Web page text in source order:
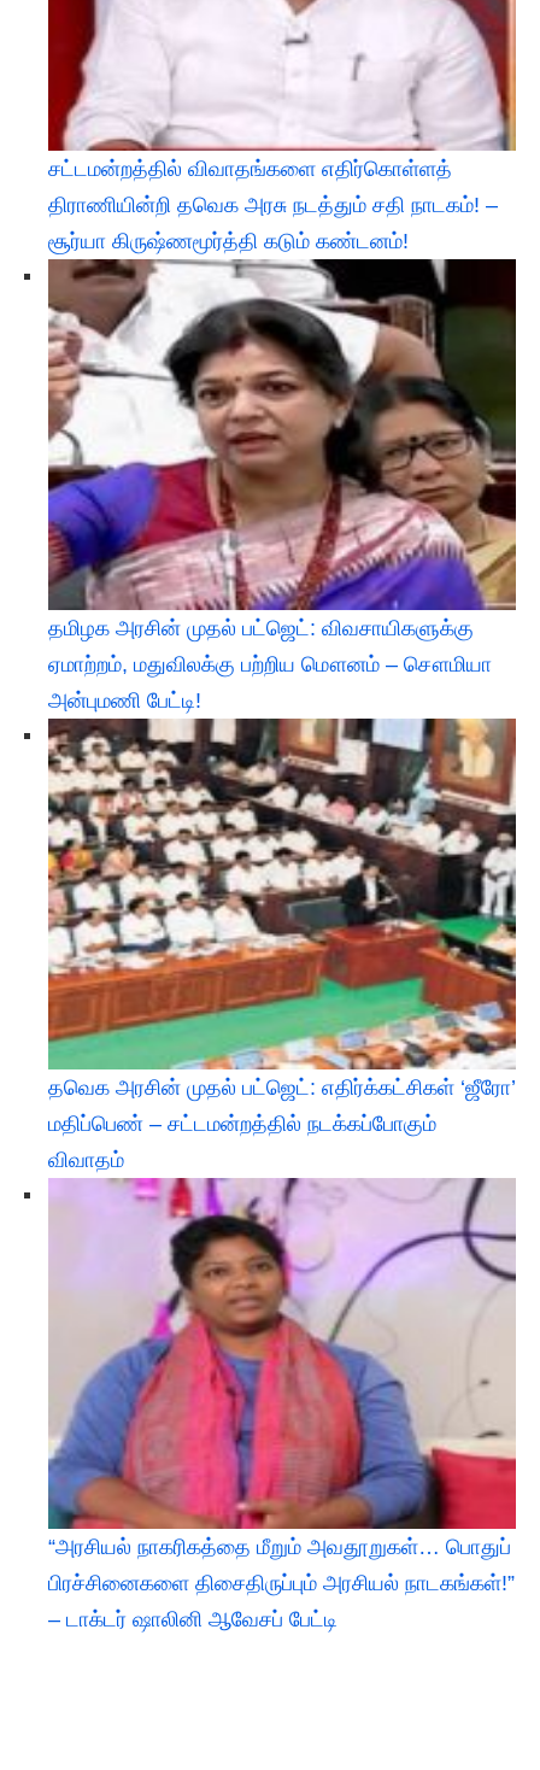
சட்டமன்றத்தில் விவாதங்களை எதிர்கொள்ளத்
திராணியின்றி தவெக அரசு நடத்தும் சதி நாடகம்! –
சூர்யா கிருஷ்ணமூர்த்தி கடும் கண்டனம்!
தமிழக அரசின் முதல் பட்ஜெட்: விவசாயிகளுக்கு
ஏமாற்றம், மதுவிலக்கு பற்றிய மௌனம் – சௌமியா
அன்புமணி பேட்டி!
தவெக அரசின் முதல் பட்ஜெட்: எதிர்க்கட்சிகள் ‘ஜீரோ’
மதிப்பெண் – சட்டமன்றத்தில் நடக்கப்போகும்
விவாதம்
“அரசியல் நாகரிகத்தை மீறும் அவதூறுகள்… பொதுப்
பிரச்சினைகளை திசைதிருப்பும் அரசியல் நாடகங்கள்!”
– டாக்டர் ஷாலினி ஆவேசப் பேட்டி